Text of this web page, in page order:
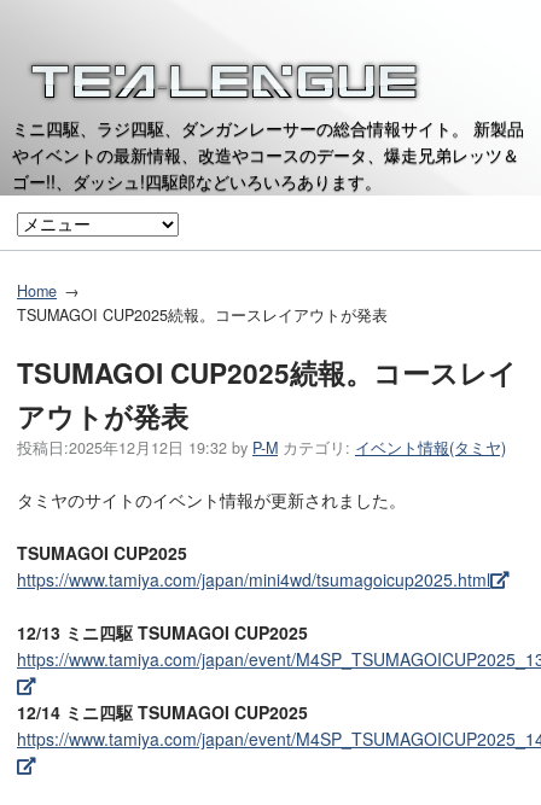
ミニ四駆、ラジ四駆、ダンガンレーサーの総合情報サイト。 新製品
やイベントの最新情報、改造やコースのデータ、爆走兄弟レッツ＆
ゴー!!、ダッシュ!四駆郎などいろいろあります。
Home
TSUMAGOI CUP2025続報。コースレイアウトが発表
TSUMAGOI CUP2025続報。コースレイ
アウトが発表
投稿日:2025年12月12日 19:32 by P-M カテゴリ: イベント情報(タミヤ)
タミヤのサイトのイベント情報が更新されました。
TSUMAGOI CUP2025
https://www.tamiya.com/japan/mini4wd/tsumagoicup2025.html
12/13 ミニ四駆 TSUMAGOI CUP2025
https://www.tamiya.com/japan/event/
12/14 ミニ四駆 TSUMAGOI CUP2025
https://www.tamiya.com/japan/event/